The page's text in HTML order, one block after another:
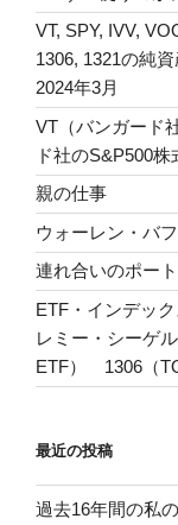
VT, SPY, IVV,
1306, 1321の純
2024年3月
VT（バンガード
ド社のS&P500
親の仕事
ウォーレン・バ
連れ合いのポー
ETF・インデッ
レミー・シーゲ
ETF） 1306（
最近の投稿
過去16年間の私